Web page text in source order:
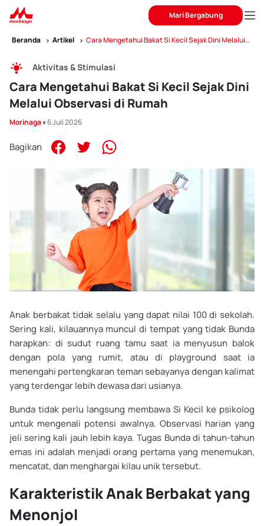
Mari Bergabung
Beranda Artikel
Cara Mengetahui Bakat Si Kecil Sejak Dini Melalui
Aktivitas & Stimulasi
Cara Mengetahui Bakat Si Kecil Sejak Dini
Melalui Observasi di Rumah
Morinaga♦ 6 Juli 2026
Bagikan
Anak berbakat tidak selalu yang dapat nilai 100 di sekolah.
Sering kali, kilauannya muncul di tempat yang tidak Bunda
harapkan: di sudut ruang tamu saat ia menyusun balok
dengan pola yang rumit, atau di playground saat ia
menengahi pertengkaran teman sebayanya dengan kalimat
yang terdengar lebih dewasa dari usianya.
Bunda tidak perlu langsung membawa Si Kecil ke psikolog
untuk mengenali potensi awalnya. Observasi harian yang
jeli sering kali jauh lebih kaya. Tugas Bunda di tahun-tahun
emas ini adalah menjadi orang pertama yang menemukan,
mencatat, dan menghargai kilau unik tersebut.
Karakteristik Anak Berbakat yang
Menonjol